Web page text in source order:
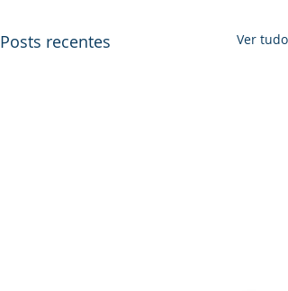
Posts recentes Ver tudo